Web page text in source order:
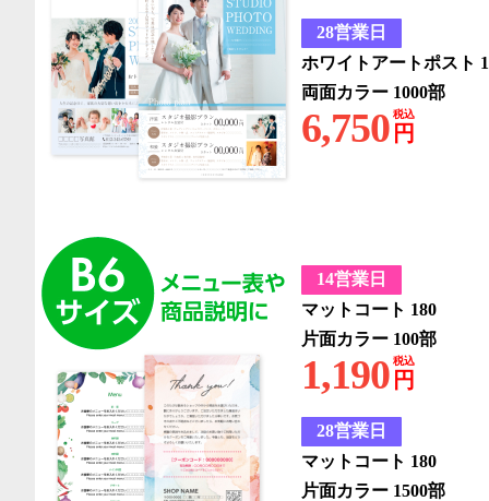
28営業日
ホワイトアートポスト
両面カラー 1000部
6,750 税込
円
14営業日
マットコート 180
片面カラー 100部
1,190 税込
円
28営業日
マットコート 180
片面カラー 1500部